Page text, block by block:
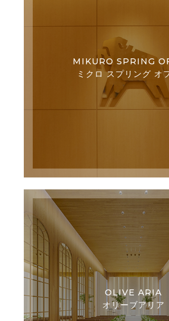
MIKURO SPRING
ミクロ スプリング オ
OLIVE ARIA
オリーブアリア